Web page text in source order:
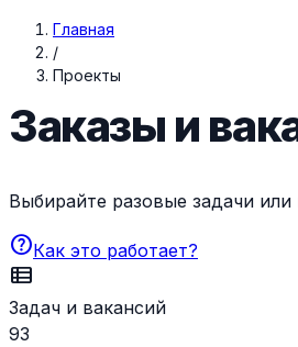
Главная
/
Проекты
Заказы и
Выбирайте разовые задачи
helpКак это работает?
view_list
Задач и вакансий
93